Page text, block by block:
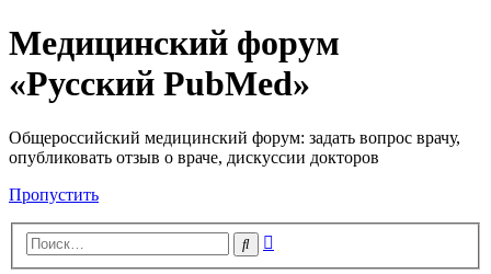
Медицинский форум
«Русский PubMed»
Общероссийский медицинский форум: задать вопрос врачу,
опубликовать отзыв о враче, дискуссии докторов
Пропустить
Поиск